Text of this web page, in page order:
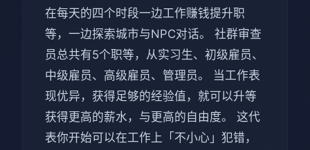
在每天的四个时段一边工作赚钱提升职
等，一边探索城市与NPC对话。 社群审查
员总共有5个职等，从实习生、初级雇员、
中级雇员、高级雇员、管理员。 当工作表
现优异，获得足够的经验值，就可以升等
获得更高的薪水，与更高的自由度。 这代
表你开始可以在工作上「不小心」犯错，